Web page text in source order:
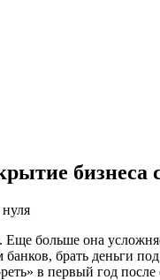
бизнеса
Еще больше она
брать деньги
в первый год